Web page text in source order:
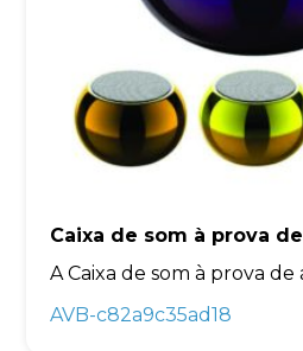
Caixa de som à prova
A Caixa de som à prova
AVB-c82a9c35ad18